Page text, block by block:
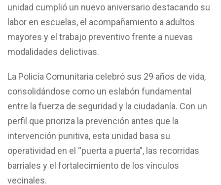
unidad cumplió un nuevo aniversario destacando su
labor en escuelas, el acompañamiento a adultos
mayores y el trabajo preventivo frente a nuevas
modalidades delictivas.
La Policía Comunitaria celebró sus 29 años de vida,
consolidándose como un eslabón fundamental
entre la fuerza de seguridad y la ciudadanía. Con un
perfil que prioriza la prevención antes que la
intervención punitiva, esta unidad basa su
operatividad en el “puerta a puerta”, las recorridas
barriales y el fortalecimiento de los vínculos
vecinales.